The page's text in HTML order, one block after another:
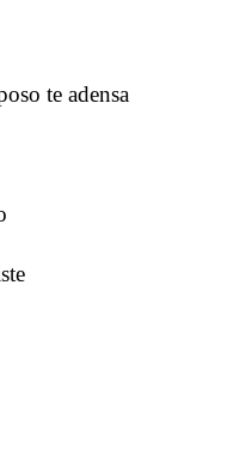
te adensa